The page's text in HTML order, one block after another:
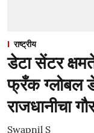
राष्ट्रीय
डेटा सेंटर
फ्रँक ग्लोबल
राजधानीचा
Swapnil S